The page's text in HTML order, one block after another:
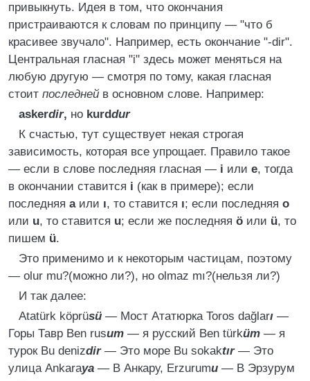
привыкнуть. Идея в том, что окончания
пристраиваются к словам по принципу — "что б
красивее звучало". Например, есть окончание "-dir".
Центральная гласная "i" здесь может меняться на
любую другую — смотря по тому, какая гласная
стоит последней в основном слове. Например:
askerdir, но kurddur
К счастью, тут существует некая строгая
зависимость, которая все упрощает. Правило такое
— если в слове последняя гласная — i или e, тогда
в окончании ставится i (как в примере); если
последняя aили ı, то ставится ı; если последняя о
или u, то ставится u; если же последняя ö или ü, то
пишем ü.
Это применимо и к некоторым частицам, поэтому
— olur mu?(можно ли?), но olmaz mı?(нельзя ли?)
И так далее:
Atatürk köprüsü — Мост Ататюрка Toros dağları —
Горы Тавр Ben rusum — я русский Ben türküm — я
турок Bu denizdir— Это море Bu sokaktır— Это
улица Ankaraya — В Анкару, Erzurumu — В Эрзурум